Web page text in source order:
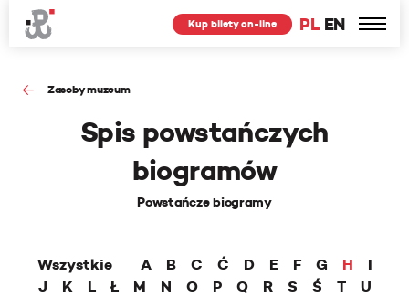
PL EN
Kup bilety on-line
Zasoby muzeum
Spis powstańczych
biogramów
Powstańcze biogramy
Wszystkie A B C Ć D E F G H
I
J
K L Ł M N O P Q R S Ś T
U